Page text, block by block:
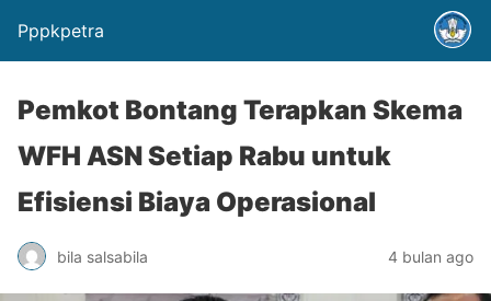
Pppkpetra
Pemkot Bontang Terapkan Skema
WFH ASN Setiap Rabu untuk
Efisiensi Biaya Operasional
bila salsabila 4 bulan ago